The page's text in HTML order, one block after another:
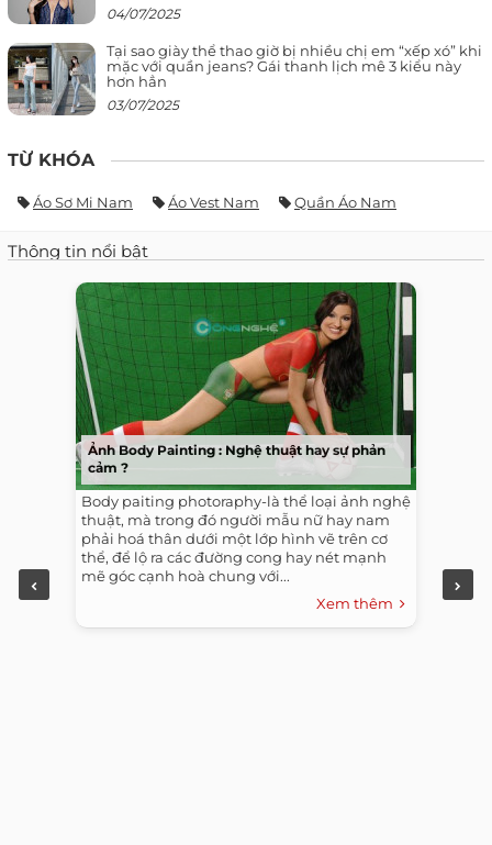
04/07/2025
Tại sao giày thể thao giờ bị nhiều chị em “xếp xó” khi
mặc với quần jeans? Gái thanh lịch mê 3 kiểu này
hơn hẳn
03/07/2025
TỪ KHÓA
Áo Sơ Mi Nam Áo Vest Nam Quần Áo Nam
Thông tin nổi bật
Ảnh Body Painting : Nghệ thuật hay sự phản
cảm ?
Body paiting photoraphy-là thể loại ảnh nghệ
thuật, mà trong đó người mẫu nữ hay nam
phải hoá thân dưới một lớp hình vẽ trên cơ
thể, để lộ ra các đường cong hay nét mạnh
mẽ góc cạnh hoà chung với...
Xem thêm